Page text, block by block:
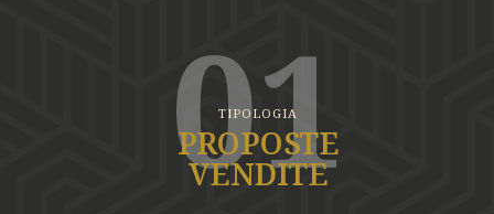
01
TIPOLOGIA
PROPOSTE
VENDITE